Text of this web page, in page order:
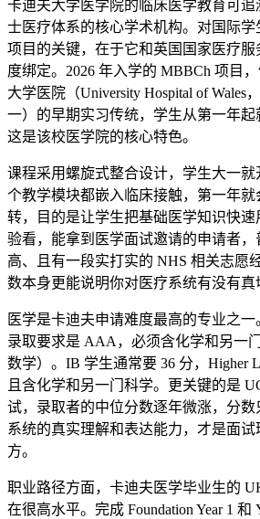
卡迪夫大学医学院的临床医学教育可追
士医疗体系的核心学术机构。对国际
项目的关键，在于它和英国国家医疗服
度绑定。2026 年入学的 MBBCh 项目
大学医院（University Hospital of Wales
一）的早期实习传统，学生从第一年起
这是该校医学院的核心特色。
课程采用螺旋式整合设计，学生大一
个教学模块都嵌入临床接触，第一年
转，目的是让学生把基础医学知识快
验看，能拿到医学面试邀请的申请者，
高、且有一段实打实的 NHS 相关志
数本身更能说明你对医疗系统有没有真
医学是卡迪夫申请难度最高的专业之
录取要求是 AAA，必须含化学和另一
数学）。IB 学生通常要 36 分，Higher
且含化学和另一门科学。更关键的是
试，录取者的中位分数逐年微涨，分
系统的真实理解和表达能力，才是面
方。
职业路径方面，卡迪夫医学毕业生的
在很高水平。完成 Foundation Year 1 和